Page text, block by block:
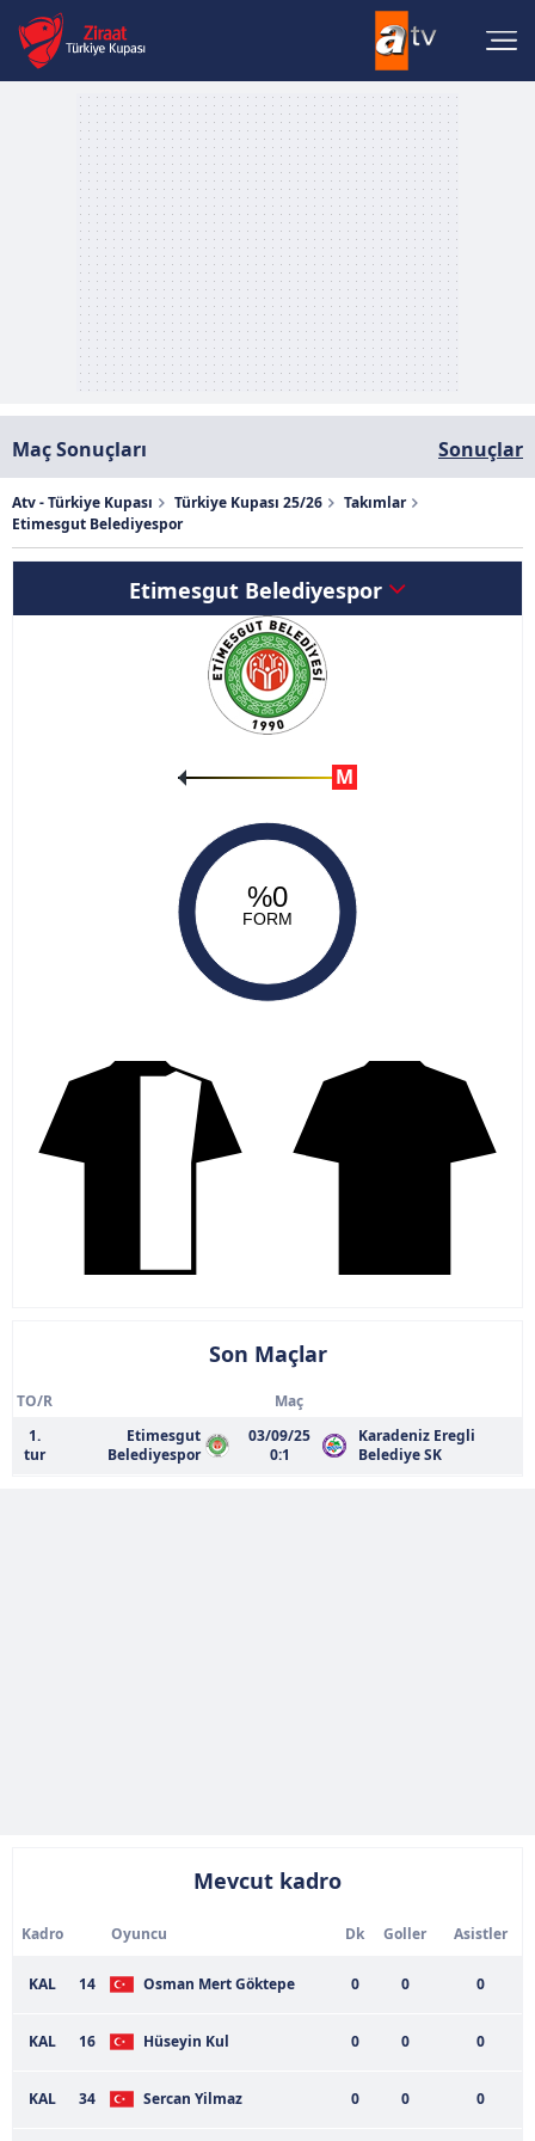
Maç Sonuçları Sonuçlar
Atv - Türkiye Kupası Türkiye Kupası 25/26
Takımlar
Etimesgut Belediyespor
Etimesgut Belediyespor
M
%0
FORM
Son Maçlar
TO/R
Maç
1.
tur
Etimesgut
Belediyespor
03/09/25
0:1
Karadeniz Eregli
Belediye SK
Mevcut kadro
Kadro Oyuncu Dk Goller Asistler
KAL 14 Osman Mert Göktepe 0 0 0
KAL 16 Hüseyin Kul 0 0 0
KAL 34 Sercan Yilmaz 0 0 0